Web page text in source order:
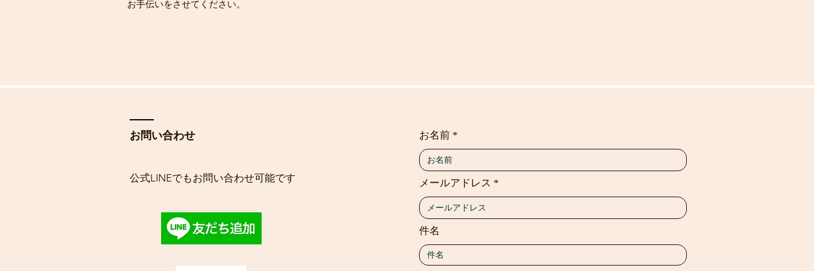
お手伝いをさせてください。
お問い合わせ
​公式LINEでもお問い合わせ可能です
お名前
メールアドレス
件名